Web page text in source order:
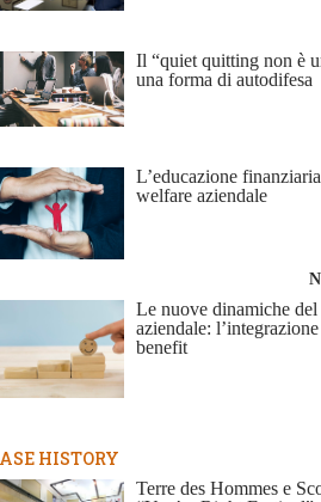
Il “quiet quitting non è
una forma di autodifesa
L’educazione
welfare aziendale
Le nuove dinamiche
aziendale:
benefit
HISTORY
Terre des Hommes e